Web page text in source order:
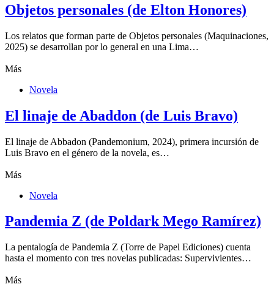
Objetos personales (de Elton Honores)
Los relatos que forman parte de Objetos personales (Maquinaciones,
2025) se desarrollan por lo general en una Lima…
Más
Novela
El linaje de Abaddon (de Luis Bravo)
El linaje de Abbadon (Pandemonium, 2024), primera incursión de
Luis Bravo en el género de la novela, es…
Más
Novela
Pandemia Z (de Poldark Mego Ramírez)
La pentalogía de Pandemia Z (Torre de Papel Ediciones) cuenta
hasta el momento con tres novelas publicadas: Supervivientes…
Más